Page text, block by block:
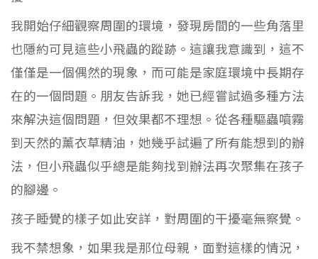
我開始仔細觀察周圍的環境，發現房間的一些角落里
也隱約可見這些小飛蟲的蹤跡。這讓我意識到，這不
僅僅是一個偶然的現象，而可能是家庭環境中長期存
在的一個問題。朋友告訴我，她已經嘗試過多種方法
來解決這個問題，但效果都不理想。從各種驅蟲噴霧
到天然的薰衣草精油，她幾乎試遍了所有能想到的辦
法，但小飛蟲似乎總是能夠找到辦法再次聚集在孩子
的腳邊。
孩子睡覺的樣子如此安詳，對周圍的干擾毫無察覺。
我不禁想象，如果我是那位母親，面對這樣的情況，